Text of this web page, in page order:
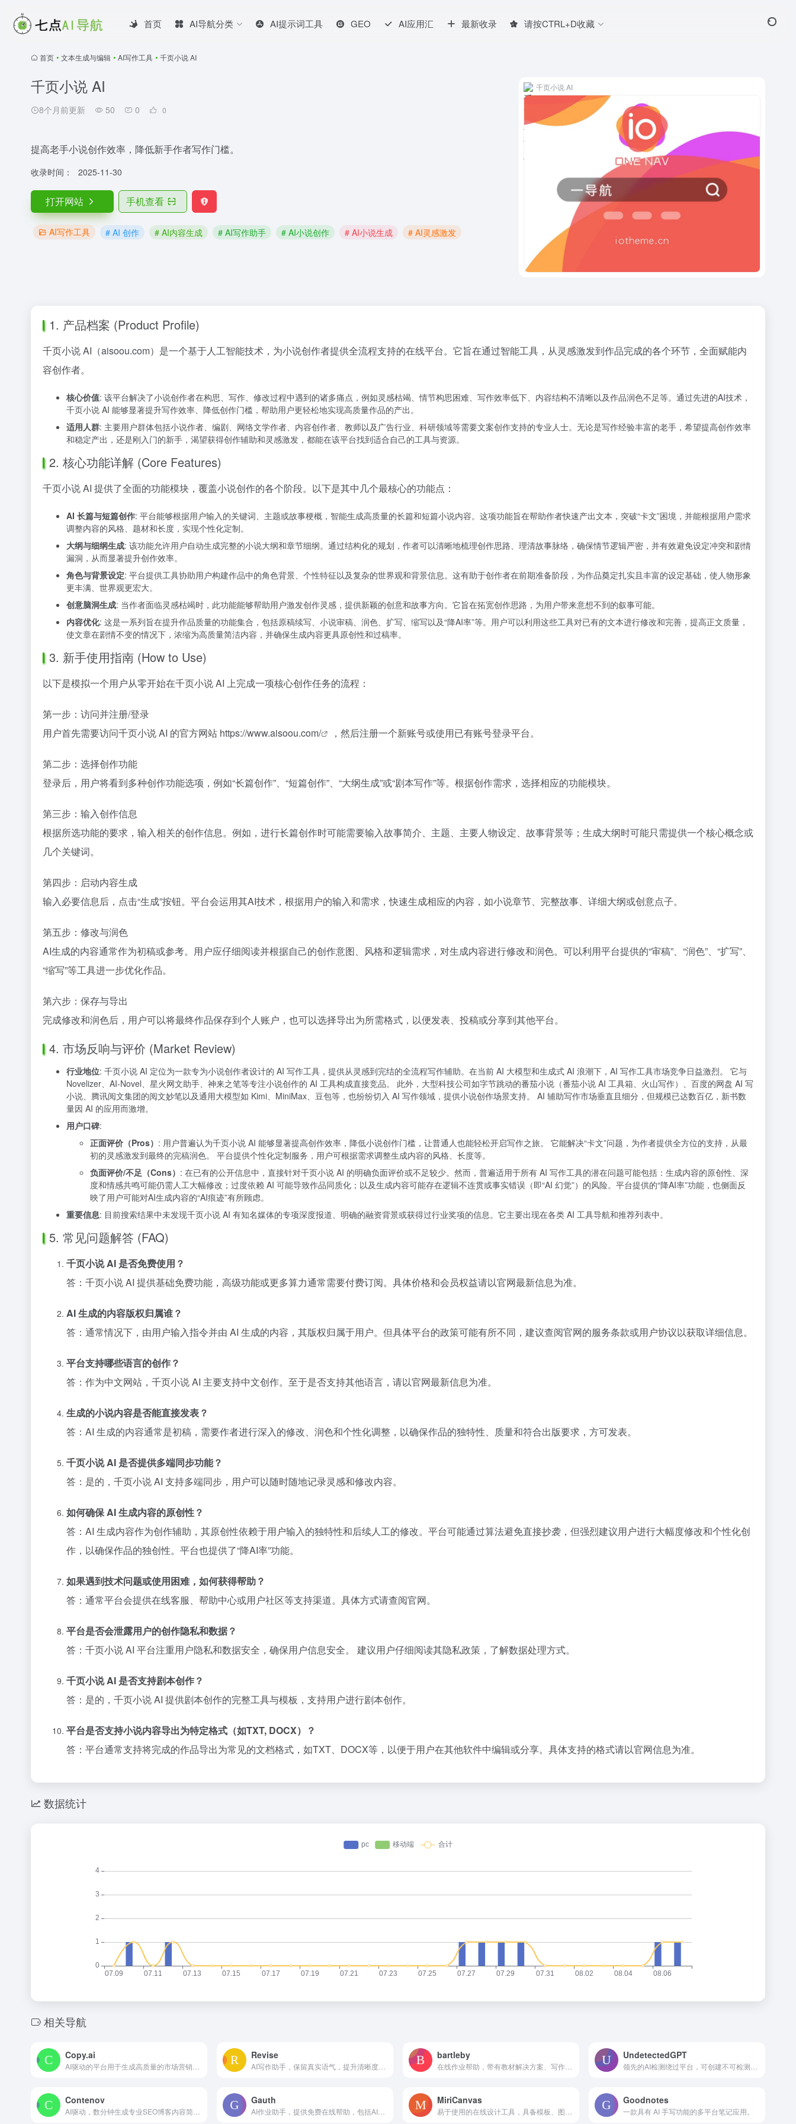
首页 AI导航分类 AI提示词工具 GEO AI应用汇 最新收录 请按CTRL+D收藏
首页 • 文本生成与编辑 • AI写作工具 • 千页小说 AI
千页小说 AI
8个月前更新 50 0 0
提高老手小说创作效率，降低新手作者写作门槛。
收录时间： 2025-11-30
打开网站 手机查看
AI写作工具 # AI 创作 # AI内容生成 # AI写作助手 # AI小说创作 # AI小说生成 # AI灵感激发
千页小说 AI
1. 产品档案 (Product Profile)
千页小说 AI（aisoou.com）是一个基于人工智能技术，为小说创作者提供全流程支持的在线平台。它旨在通过智能工具，从灵感激发到作品完成的各个环节，全面赋能内
容创作者。
核心价值: 该平台解决了小说创作者在构思、写作、修改过程中遇到的诸多痛点，例如灵感枯竭、情节构思困难、写作效率低下、内容结构不清晰以及作品润色不足等。通过先进的AI技术，
千页小说 AI 能够显著提升写作效率、降低创作门槛，帮助用户更轻松地实现高质量作品的产出。
适用人群: 主要用户群体包括小说作者、编剧、网络文学作者、内容创作者、教师以及广告行业、科研领域等需要文案创作支持的专业人士。无论是写作经验丰富的老手，希望提高创作效率
和稳定产出，还是刚入门的新手，渴望获得创作辅助和灵感激发，都能在该平台找到适合自己的工具与资源。
2. 核心功能详解 (Core Features)
千页小说 AI 提供了全面的功能模块，覆盖小说创作的各个阶段。以下是其中几个最核心的功能点：
AI 长篇与短篇创作: 平台能够根据用户输入的关键词、主题或故事梗概，智能生成高质量的长篇和短篇小说内容。这项功能旨在帮助作者快速产出文本，突破“卡文”困境，并能根据用户需求
调整内容的风格、题材和长度，实现个性化定制。
大纲与细纲生成: 该功能允许用户自动生成完整的小说大纲和章节细纲。通过结构化的规划，作者可以清晰地梳理创作思路、理清故事脉络，确保情节逻辑严密，并有效避免设定冲突和剧情
漏洞，从而显著提升创作效率。
角色与背景设定: 平台提供工具协助用户构建作品中的角色背景、个性特征以及复杂的世界观和背景信息。这有助于创作者在前期准备阶段，为作品奠定扎实且丰富的设定基础，使人物形象
更丰满、世界观更宏大。
创意脑洞生成: 当作者面临灵感枯竭时，此功能能够帮助用户激发创作灵感，提供新颖的创意和故事方向。它旨在拓宽创作思路，为用户带来意想不到的叙事可能。
内容优化: 这是一系列旨在提升作品质量的功能集合，包括原稿续写、小说审稿、润色、扩写、缩写以及“降AI率”等。用户可以利用这些工具对已有的文本进行修改和完善，提高正文质量，
使文章在剧情不变的情况下，浓缩为高质量简洁内容，并确保生成内容更具原创性和过稿率。
3. 新手使用指南 (How to Use)
以下是模拟一个用户从零开始在千页小说 AI 上完成一项核心创作任务的流程：
第一步：访问并注册/登录
用户首先需要访问千页小说 AI 的官方网站 https://www.aisoou.com/ ，然后注册一个新账号或使用已有账号登录平台。
第二步：选择创作功能
登录后，用户将看到多种创作功能选项，例如“长篇创作”、“短篇创作”、“大纲生成”或“剧本写作”等。根据创作需求，选择相应的功能模块。
第三步：输入创作信息
根据所选功能的要求，输入相关的创作信息。例如，进行长篇创作时可能需要输入故事简介、主题、主要人物设定、故事背景等；生成大纲时可能只需提供一个核心概念或
几个关键词。
第四步：启动内容生成
输入必要信息后，点击“生成”按钮。平台会运用其AI技术，根据用户的输入和需求，快速生成相应的内容，如小说章节、完整故事、详细大纲或创意点子。
第五步：修改与润色
AI生成的内容通常作为初稿或参考。用户应仔细阅读并根据自己的创作意图、风格和逻辑需求，对生成内容进行修改和润色。可以利用平台提供的“审稿”、“润色”、“扩写”、
“缩写”等工具进一步优化作品。
第六步：保存与导出
完成修改和润色后，用户可以将最终作品保存到个人账户，也可以选择导出为所需格式，以便发表、投稿或分享到其他平台。
4. 市场反响与评价 (Market Review)
行业地位: 千页小说 AI 定位为一款专为小说创作者设计的 AI 写作工具，提供从灵感到完结的全流程写作辅助。在当前 AI 大模型和生成式 AI 浪潮下，AI 写作工具市场竞争日益激烈。 它与
Novelizer、AI-Novel、星火网文助手、神来之笔等专注小说创作的 AI 工具构成直接竞品。 此外，大型科技公司如字节跳动的番茄小说（番茄小说 AI 工具箱、火山写作）、百度的网盘 AI 写
小说、腾讯阅文集团的阅文妙笔以及通用大模型如 Kimi、MiniMax、豆包等，也纷纷切入 AI 写作领域，提供小说创作场景支持。 AI 辅助写作市场垂直且细分，但规模已达数百亿，新书数
量因 AI 的应用而激增。
用户口碑:
正面评价（Pros） : 用户普遍认为千页小说 AI 能够显著提高创作效率，降低小说创作门槛，让普通人也能轻松开启写作之旅。 它能解决“卡文”问题，为作者提供全方位的支持，从最
初的灵感激发到最终的完稿润色。 平台提供个性化定制服务，用户可根据需求调整生成内容的风格、长度等。
负面评价/不足（Cons） : 在已有的公开信息中，直接针对千页小说 AI 的明确负面评价或不足较少。然而，普遍适用于所有 AI 写作工具的潜在问题可能包括：生成内容的原创性、深
度和情感共鸣可能仍需人工大幅修改；过度依赖 AI 可能导致作品同质化；以及生成内容可能存在逻辑不连贯或事实错误（即“AI 幻觉”）的风险。平台提供的“降AI率”功能，也侧面反
映了用户可能对AI生成内容的“AI痕迹”有所顾虑。
重要信息: 目前搜索结果中未发现千页小说 AI 有知名媒体的专项深度报道、明确的融资背景或获得过行业奖项的信息。它主要出现在各类 AI 工具导航和推荐列表中。
5. 常见问题解答 (FAQ)
千页小说 AI 是否免费使用？
答：千页小说 AI 提供基础免费功能，高级功能或更多算力通常需要付费订阅。具体价格和会员权益请以官网最新信息为准。
AI 生成的内容版权归属谁？
答：通常情况下，由用户输入指令并由 AI 生成的内容，其版权归属于用户。但具体平台的政策可能有所不同，建议查阅官网的服务条款或用户协议以获取详细信息。
平台支持哪些语言的创作？
答：作为中文网站，千页小说 AI 主要支持中文创作。至于是否支持其他语言，请以官网最新信息为准。
生成的小说内容是否能直接发表？
答：AI 生成的内容通常是初稿，需要作者进行深入的修改、润色和个性化调整，以确保作品的独特性、质量和符合出版要求，方可发表。
千页小说 AI 是否提供多端同步功能？
答：是的，千页小说 AI 支持多端同步，用户可以随时随地记录灵感和修改内容。
如何确保 AI 生成内容的原创性？
答：AI 生成内容作为创作辅助，其原创性依赖于用户输入的独特性和后续人工的修改。平台可能通过算法避免直接抄袭，但强烈建议用户进行大幅度修改和个性化创
作，以确保作品的独创性。平台也提供了“降AI率”功能。
如果遇到技术问题或使用困难，如何获得帮助？
答：通常平台会提供在线客服、帮助中心或用户社区等支持渠道。具体方式请查阅官网。
平台是否会泄露用户的创作隐私和数据？
答：千页小说 AI 平台注重用户隐私和数据安全，确保用户信息安全。 建议用户仔细阅读其隐私政策，了解数据处理方式。
千页小说 AI 是否支持剧本创作？
答：是的，千页小说 AI 提供剧本创作的完整工具与模板，支持用户进行剧本创作。
平台是否支持小说内容导出为特定格式（如TXT, DOCX）？
答：平台通常支持将完成的作品导出为常见的文档格式，如TXT、DOCX等，以便于用户在其他软件中编辑或分享。具体支持的格式请以官网信息为准。
数据统计
相关导航
Copy.ai Revise bartleby UndetectedGPT
Contenov Gauth MiriCanvas Goodnotes
一款具有 AI 手写功能的多平台笔记应用。